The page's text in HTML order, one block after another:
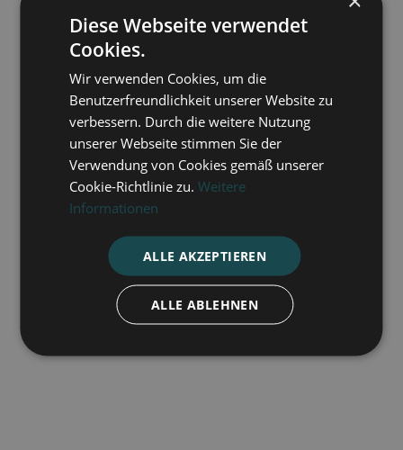
Diese Webseite verwendet
Cookies.
Wir verwenden Cookies, um die
Benutzerfreundlichkeit unserer Website zu
verbessern. Durch die weitere Nutzung
unserer Webseite stimmen Sie der
Verwendung von Cookies gemäß unserer
Cookie-Richtlinie zu.Weitere
Informationen
ALLE AKZEPTIEREN
ALLE ABLEHNEN